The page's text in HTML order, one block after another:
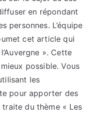
en répondant
personnes. L’équipe
cet article qui
». Cette
possible. Vous
les
pour apporter des
du thème « Les